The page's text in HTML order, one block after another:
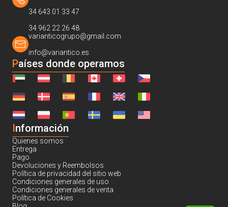
34 643 01 33 47
34 962 22 26 48
varianticogrupo@gmail.com
info@variantico.es
Países donde operamos
Información
Quienes somos
Entrega
Pago
Devoluciones y Reembolsos
Política de privacidad del sitio web
Condiciones generales de uso
Condiciones generales de venta
Política de Cookies